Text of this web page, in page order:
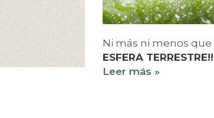
Ni más ni menos que
ESFERA TERRESTRE!!
Leer más »